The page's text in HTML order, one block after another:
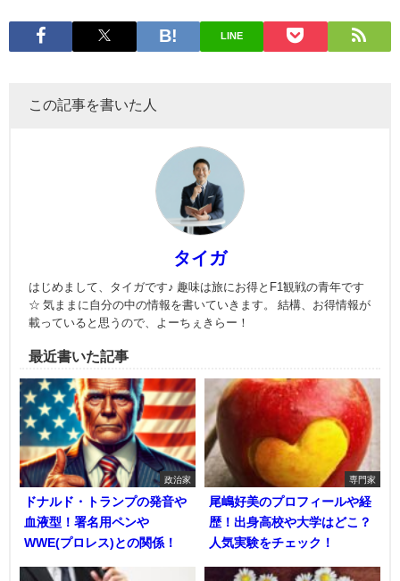
LINE
この記事を書いた人
タイガ
はじめまして、タイガです♪ 趣味は旅にお得とF1観戦の青年です
☆ 気ままに自分の中の情報を書いていきます。 結構、お得情報が
載っていると思うので、よーちぇきらー！
最近書いた記事
政治家
ドナルド・トランプの発音や
血液型！署名用ペンや
WWE(プロレス)との関係！
専門家
尾嶋好美のプロフィールや経
歴！出身高校や大学はどこ？
人気実験をチェック！